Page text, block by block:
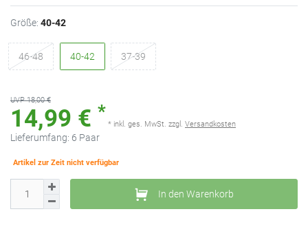
Größe: 40-42
46-48 40-42 37-39
UVP 18,00 €
14,99 € *
* inkl. ges. MwSt. zzgl. Versandkosten
Lieferumfang: 6 Paar
Artikel zur Zeit nicht verfügbar
In den Warenkorb